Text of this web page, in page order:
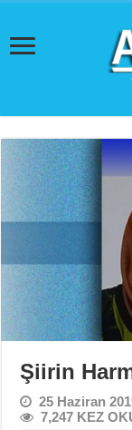
Şiirin
25 Haziran
7,247 KEZ